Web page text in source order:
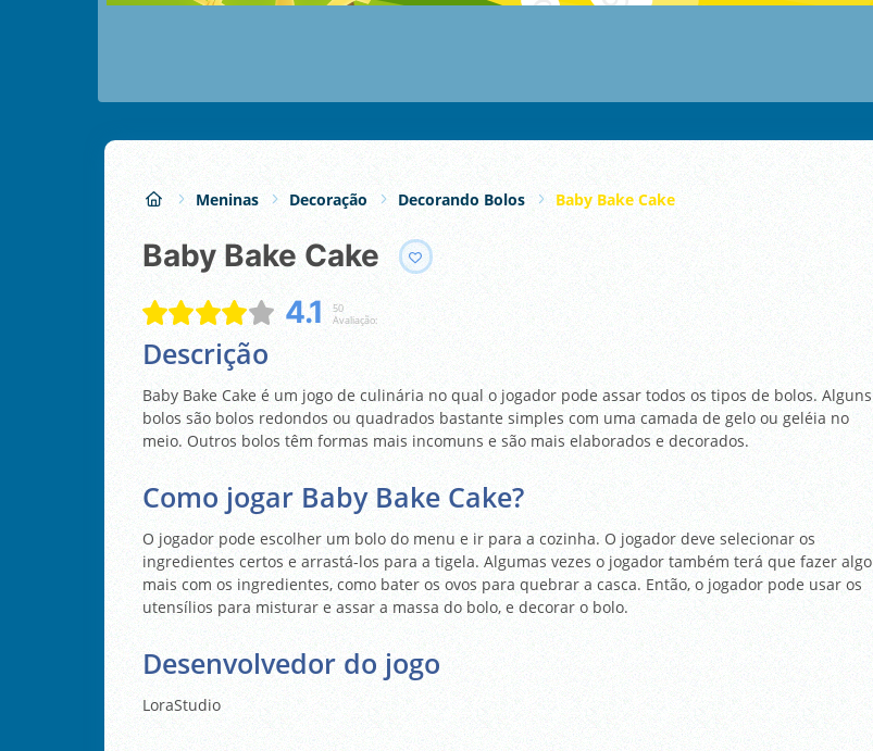
Meninas Decoração Decorando Bolos Baby Bake Cake
Baby Bake Cake
4.1
50
Avaliação:
Descrição
Baby Bake Cake é um jogo de culinária no qual o jogador pode assar todos os tipos de bolos. Alguns
bolos são bolos redondos ou quadrados bastante simples com uma camada de gelo ou geléia no
meio. Outros bolos têm formas mais incomuns e são mais elaborados e decorados.
Como jogar Baby Bake Cake?
O jogador pode escolher um bolo do menu e ir para a cozinha. O jogador deve selecionar os
ingredientes certos e arrastá-los para a tigela. Algumas vezes o jogador também terá que fazer algo
mais com os ingredientes, como bater os ovos para quebrar a casca. Então, o jogador pode usar os
utensílios para misturar e assar a massa do bolo, e decorar o bolo.
Desenvolvedor do jogo
LoraStudio